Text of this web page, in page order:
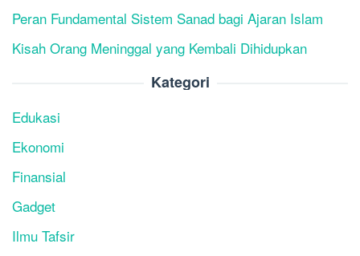
Peran Fundamental Sistem Sanad bagi Ajaran Islam
Kisah Orang Meninggal yang Kembali Dihidupkan
Kategori
Edukasi
Ekonomi
Finansial
Gadget
Ilmu Tafsir